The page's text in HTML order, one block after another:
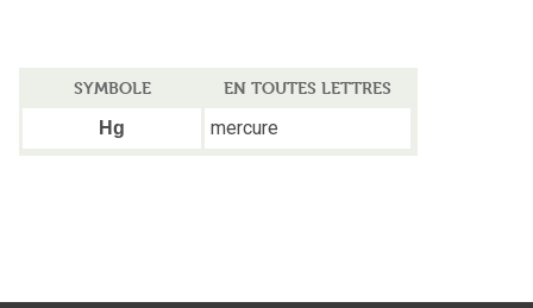
SYMBOLE
EN TOUTES LETTRES
Hg
mercure